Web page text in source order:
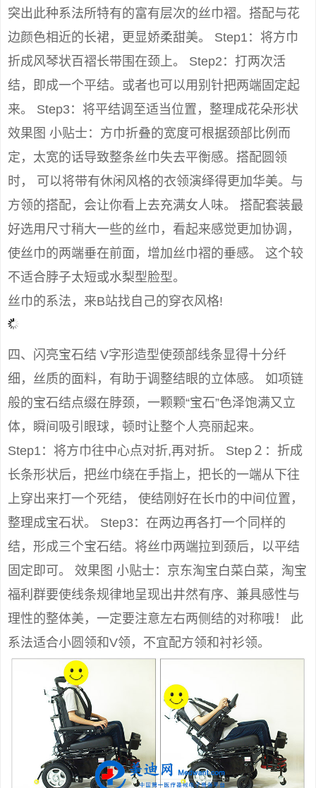
突出此种系法所特有的富有层次的丝巾褶。搭配与花
边颜色相近的长裙，更显娇柔甜美。 Step1：将方巾
折成风琴状百褶长带围在颈上。 Step2：打两次活
结，即成一个平结。或者也可以用别针把两端固定起
来。 Step3：将平结调至适当位置，整理成花朵形状
效果图 小贴士：方巾折叠的宽度可根据颈部比例而
定，太宽的话导致整条丝巾失去平衡感。搭配圆领
时， 可以将带有休闲风格的衣领演绎得更加华美。与
方领的搭配，会让你看上去充满女人味。 搭配套装最
好选用尺寸稍大一些的丝巾，看起来感觉更加协调，
使丝巾的两端垂在前面，增加丝巾褶的垂感。 这个较
不适合脖子太短或水梨型脸型。
丝巾的系法，来B站找自己的穿衣风格!
四、闪亮宝石结 V字形造型使颈部线条显得十分纤
细，丝质的面料，有助于调整结眼的立体感。 如项链
般的宝石结点缀在脖颈，一颗颗“宝石”色泽饱满又立
体，瞬间吸引眼球，顿时让整个人亮丽起来。
Step1：将方巾往中心点对折,再对折。 Step２：折成
长条形状后，把丝巾绕在手指上，把长的一端从下往
上穿出来打一个死结， 使结刚好在长巾的中间位置，
整理成宝石状。 Step3：在两边再各打一个同样的
结，形成三个宝石结。将丝巾两端拉到颈后，以平结
固定即可。 效果图 小贴士：京东淘宝白菜白菜，淘宝
福利群要使线条规律地呈现出井然有序、兼具感性与
理性的整体美，一定要注意左右两侧结的对称哦！ 此
系法适合小圆领和V领，不宜配方领和衬衫领。